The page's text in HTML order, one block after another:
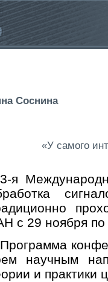
Соснина
«У самого
3-я
с 29 ноября по
Программа
научным
и практики